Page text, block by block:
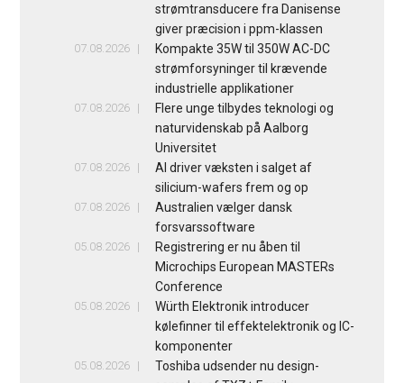
strømtransducere fra Danisense
giver præcision i ppm-klassen
07.08.2026
Kompakte 35W til 350W AC-DC
strømforsyninger til krævende
industrielle applikationer
07.08.2026
Flere unge tilbydes teknologi og
naturvidenskab på Aalborg
Universitet
07.08.2026
AI driver væksten i salget af
silicium-wafers frem og op
07.08.2026
Australien vælger dansk
forsvarssoftware
05.08.2026
Registrering er nu åben til
Microchips European MASTERs
Conference
05.08.2026
Würth Elektronik introducer
kølefinner til effektelektronik og IC-
komponenter
05.08.2026
Toshiba udsender nu design-